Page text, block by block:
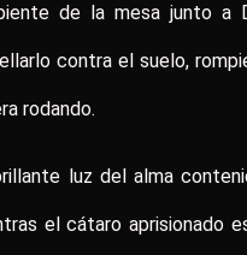
de la mesa junto a
contra el suelo,
rodando.
luz del alma
el cátaro aprisionado